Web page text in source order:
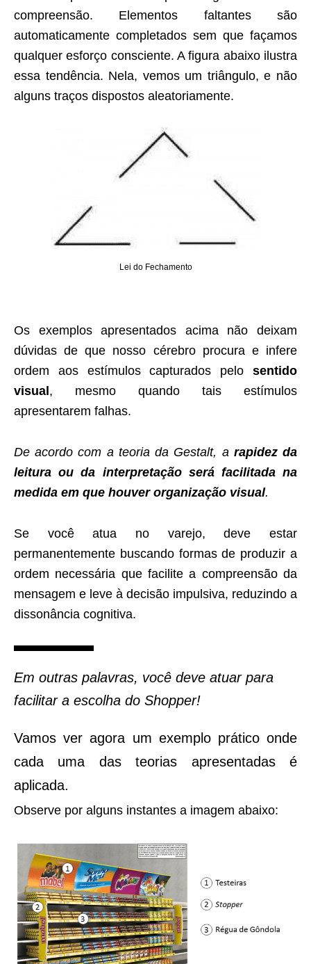
compreensão. Elementos faltantes são
automaticamente completados sem que façamos
qualquer esforço consciente. A figura abaixo ilustra
essa tendência. Nela, vemos um triângulo, e não
alguns traços dispostos aleatoriamente.
Lei do Fechamento
Os exemplos apresentados acima não deixam
dúvidas de que nosso cérebro procura e infere
ordem aos estímulos capturados pelo sentido
visual , mesmo quando tais estímulos
apresentarem falhas.
De acordo com a teoria da Gestalt, a rapidez da
leitura ou da interpretação será facilitada na
medida em que houver organização visual.
Se você atua no varejo, deve estar
permanentemente buscando formas de produzir a
ordem necessária que facilite a compreensão da
mensagem e leve à decisão impulsiva, reduzindo a
dissonância cognitiva.
Em outras palavras, você deve atuar para
facilitar a escolha do Shopper!
Vamos ver agora um exemplo prático onde
cada uma das teorias apresentadas é
aplicada.
Observe por alguns instantes a imagem abaixo: